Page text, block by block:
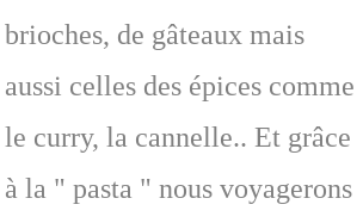
brioches, de gâteaux mais
aussi celles des épices comme
le curry, la cannelle.. Et grâce
à la " pasta " nous voyagerons